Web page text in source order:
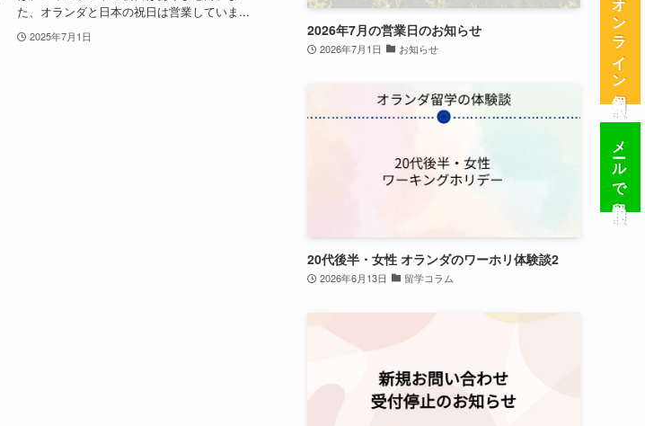
た、オランダと日本の祝日は営業していま...
2025年7月1日 2026年7月の営業日のお知らせ
2026年7月1日 お知らせ
20代後半・女性 オランダのワーホリ体験談2
2026年6月13日 留学コラム
オンライン個別相談
メールで留学相談